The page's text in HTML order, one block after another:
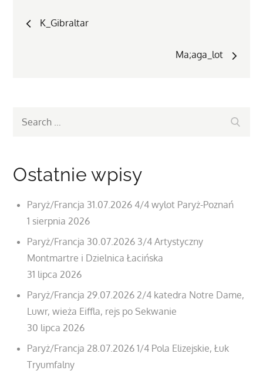
Nawigacja
K_Gibraltar
Ma;aga_lot
Ostatnie wpisy
Paryż/Francja 31.07.2026 4/4 wylot Paryż-Poznań
1 sierpnia 2026
Paryż/Francja 30.07.2026 3/4 Artystyczny
Montmartre i Dzielnica Łacińska
31 lipca 2026
Paryż/Francja 29.07.2026 2/4 katedra Notre Dame,
Luwr, wieża Eiffla, rejs po Sekwanie
30 lipca 2026
Paryż/Francja 28.07.2026 1/4 Pola Elizejskie, Łuk
Tryumfalny